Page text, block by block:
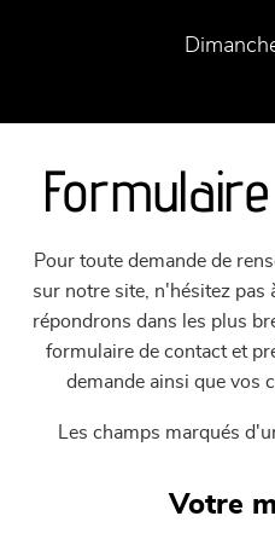
Pour toute demande de
sur notre site, n'hésitez pas
répondrons dans les plus
formulaire de contact et
demande ainsi que vos
Les champs marqués
Votre